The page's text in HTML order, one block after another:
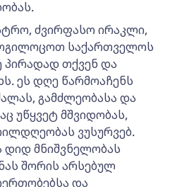
ძვირფასო ირაკლი,
საქართველოს
თქვენ და
ეს დღე წარმოაჩენს
გამძლეობასა და
უწყვეტ მშვიდობას,
ვუსურვებ.
დიდ მნიშვნელობას
შორის არსებულ
და